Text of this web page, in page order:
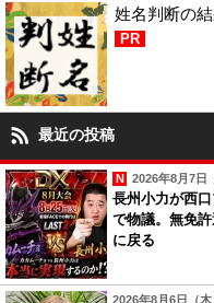
姓名判断の
PR
最近の投稿
2026年8月7日
長州小力が西
で物議。無免
に戻る
2026年8月6日（